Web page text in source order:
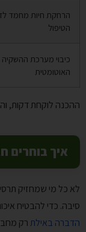
הרחקת חיות מחמד
הטיפול
כיבוי מערכת ההשקיה
האוטומטית
ההכנה לוקחת דקות,
איך בוחרים
לא כל מי שמחזיק
סיבה. כדי להבטיח
הדברה באילתרק